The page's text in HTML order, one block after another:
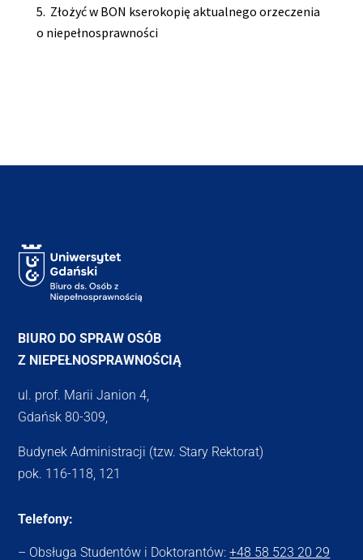
Złożyć w BON kserokopię aktualnego orzeczenia
o niepełnosprawności
BIURO DO SPRAW OSÓB
Z NIEPEŁNOSPRAWNOŚCIĄ
ul. prof. Marii Janion 4,
Gdańsk 80-309,
Budynek Administracji (tzw. Stary Rektorat)
pok. 116-118, 121
Telefony:
– Obsługa Studentów i Doktorantów:+48 58 523 20 29